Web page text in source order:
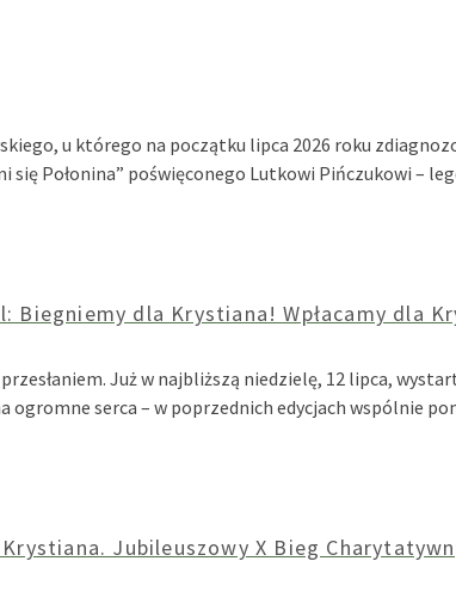
u którego na początku lipca 2026 roku
się Połonina” poświęconego Lutkowi Pińczukowi –
Biegniemy dla Krystiana! Wpłacamy dla
Już w najbliższą niedzielę, 12 lipca,
ogromne serca – w poprzednich edycjach wspólnie
Jubileuszowy X Bieg